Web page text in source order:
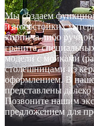
Мы создаем
износостойких
кирпича либо
гранита,
модели с мойками
столешницами из
оформлением. В
представлены
Позвоните нашим
предложением для